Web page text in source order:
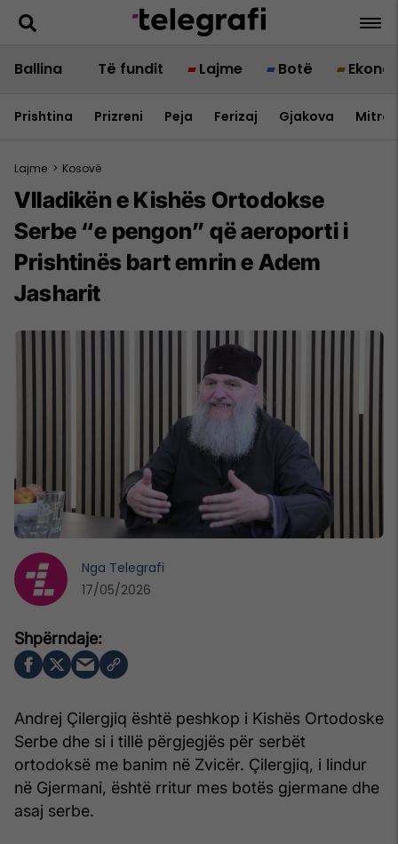
Ballina Të fundit Lajme Botë
Prishtina Prizreni Peja Ferizaj Gjakova
Lajme > Kosovë
Vlladikën e Kishës Ortodokse
Serbe “e pengon” që aeroporti i
Prishtinës bart emrin e Adem
Jasharit
Andrej Çilergjiq është peshkop i Kishës Ortodoske
Serbe dhe si i tillë përgjegjës për serbët
ortodoksë me banim në Zvicër. Çilergjiq, i lindur
në Gjermani, është rritur mes botës gjermane dhe
asaj serbe.
Nga Telegrafi
17/05/2026